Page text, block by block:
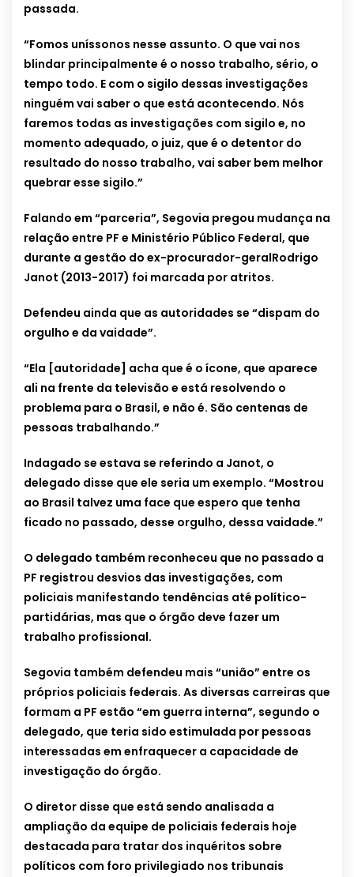
passada.
“Fomos uníssonos nesse assunto. O que vai nos
blindar principalmente é o nosso trabalho, sério, o
tempo todo. E com o sigilo dessas investigações
ninguém vai saber o que está acontecendo. Nós
faremos todas as investigações com sigilo e, no
momento adequado, o juiz, que é o detentor do
resultado do nosso trabalho, vai saber bem melhor
quebrar esse sigilo.”
Falando em “parceria”, Segovia pregou mudança na
relação entre PF e Ministério Público Federal, que
durante a gestão do ex-procurador-geralRodrigo
Janot (2013-2017) foi marcada por atritos.
Defendeu ainda que as autoridades se “dispam do
orgulho e da vaidade”.
“Ela [autoridade] acha que é o ícone, que aparece
ali na frente da televisão e está resolvendo o
problema para o Brasil, e não é. São centenas de
pessoas trabalhando.”
Indagado se estava se referindo a Janot, o
delegado disse que ele seria um exemplo. “Mostrou
ao Brasil talvez uma face que espero que tenha
ficado no passado, desse orgulho, dessa vaidade.”
O delegado também reconheceu que no passado a
PF registrou desvios das investigações, com
policiais manifestando tendências até político-
partidárias, mas que o órgão deve fazer um
trabalho profissional.
Segovia também defendeu mais “união” entre os
próprios policiais federais. As diversas carreiras que
formam a PF estão “em guerra interna”, segundo o
delegado, que teria sido estimulada por pessoas
interessadas em enfraquecer a capacidade de
investigação do órgão.
O diretor disse que está sendo analisada a
ampliação da equipe de policiais federais hoje
destacada para tratar dos inquéritos sobre
políticos com foro privilegiado nos tribunais